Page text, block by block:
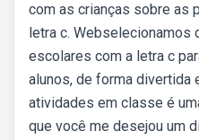
com as crianças sobre as
letra c. Webselecionamos
escolares com a letra c
alunos, de forma divertida
atividades em classe é
que você me desejou um